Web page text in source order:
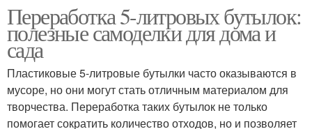
Переработка 5-литровых бутылок:
полезные самоделки для дома и
сада
Пластиковые 5-литровые бутылки часто оказываются в
мусоре, но они могут стать отличным материалом для
творчества. Переработка таких бутылок не только
помогает сократить количество отходов, но и позволяет